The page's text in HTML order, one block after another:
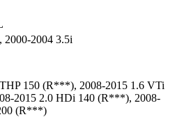
, 2000-2004 3.5i
150 (R***), 2008-2015 1.6 VTi
2015 2.0 HDi 140 (R***), 2008-
(R***)